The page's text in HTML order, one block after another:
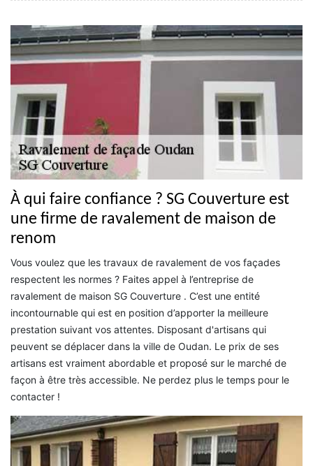
À qui faire confiance ? SG Couverture est
une firme de ravalement de maison de
renom
Vous voulez que les travaux de ravalement de vos façades
respectent les normes ? Faites appel à l’entreprise de
ravalement de maison SG Couverture . C’est une entité
incontournable qui est en position d’apporter la meilleure
prestation suivant vos attentes. Disposant d'artisans qui
peuvent se déplacer dans la ville de Oudan. Le prix de ses
artisans est vraiment abordable et proposé sur le marché de
façon à être très accessible. Ne perdez plus le temps pour le
contacter !